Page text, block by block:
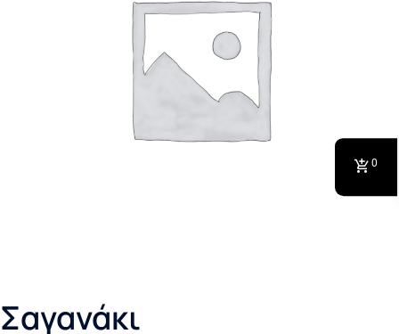
Σαγανάκι
0